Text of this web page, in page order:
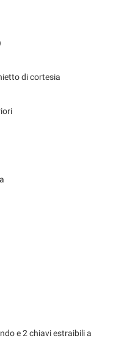
di cortesia
e 2 chiavi estraibili a